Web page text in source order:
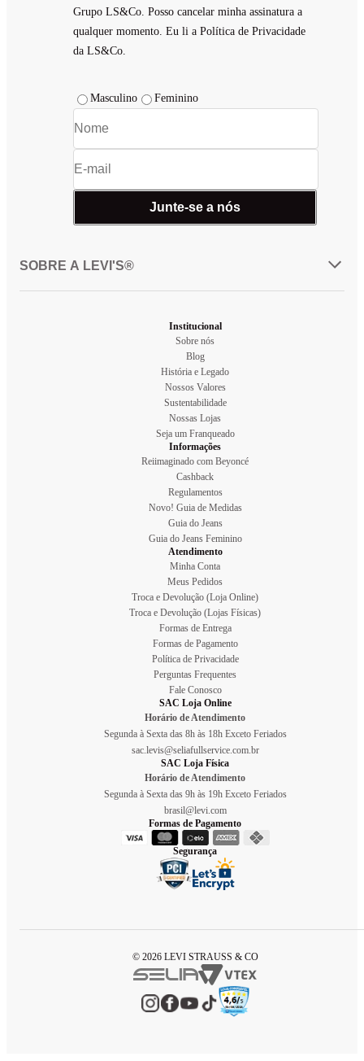
Grupo LS&Co. Posso cancelar minha assinatura a
qualquer momento. Eu li a Política de Privacidade
da LS&Co.
Masculino Feminino
Junte-se a nós
SOBRE A LEVI'S®
Institucional
Sobre nós
Blog
História e Legado
Nossos Valores
Sustentabilidade
Nossas Lojas
Seja um Franqueado
Informações
Reiimaginado com Beyoncé
Cashback
Regulamentos
Novo! Guia de Medidas
Guia do Jeans
Guia do Jeans Feminino
Atendimento
Minha Conta
Meus Pedidos
Troca e Devolução (Loja Online)
Troca e Devolução (Lojas Físicas)
Formas de Entrega
Formas de Pagamento
Política de Privacidade
Perguntas Frequentes
Fale Conosco
SAC Loja Online
Horário de Atendimento
Segunda à Sexta das 8h às 18h Exceto Feriados
sac.levis@seliafullservice.com.br
SAC Loja Física
Horário de Atendimento
Segunda à Sexta das 9h às 19h Exceto Feriados
brasil@levi.com
Formas de Pagamento
Segurança
© 2026 LEVI STRAUSS & CO